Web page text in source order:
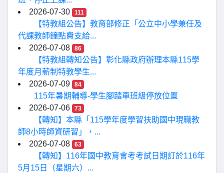
2026-07-30
111
【特教組公告】教育部修正「公立中小學兼任及
代課教師鐘點費支給...
2026-07-08
86
【特教組轉知公告】彰化縣政府辦理本縣115學
年度月薪制特教學生...
2026-07-09
84
115年暑期輔導-學生腳踏車班級停放位置
2026-07-06
73
【轉知】本縣「115學年度學習扶助國中現職教
師8小時師資研習」，...
2026-07-08
63
【轉知】116年國中教育會考考試日期訂於116年
5月15日（星期六）...